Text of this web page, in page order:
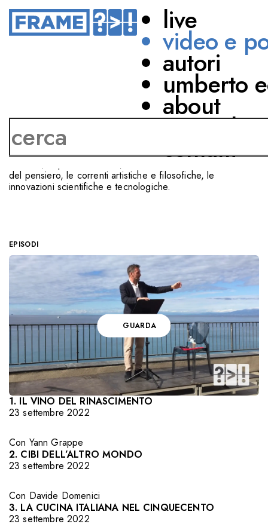
live
video e
autori
umberto
about
network
contatti
CUCINA D'EPOCA
Un viaggio nella Storia passando per la tavola, dove ai
sapori si intrecciano le vite e i gusti dei popoli e degli
del pensiero, le correnti artistiche e filosofiche, le
innovazioni scientifiche e tecnologiche.
EPISODI
GUARDA
1. IL VINO DEL RINASCIMENTO
23 settembre 2022
Con Yann Grappe
2. CIBI DELL’ALTRO MONDO
23 settembre 2022
Con Davide Domenici
3. LA CUCINA ITALIANA NEL CINQUECENTO
23 settembre 2022